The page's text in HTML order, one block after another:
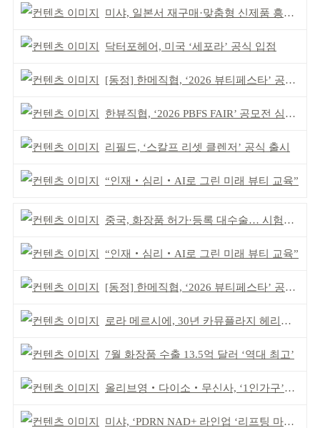
미샤, 일본서 재구매·맞춤형 신제품 흥행 ‘쌍끌이’
닥터포헤어, 미국 ‘세포라’ 공식 입점
[동정] 한메직협, ‘2026 뷰티페스타’ 공동 주최
한뷰직협, ‘2026 PBFS FAIR’ 공모전 심사 성료
리필드, ‘스칼프 리셋 클렌저’ 공식 출시
“인재‧심리‧AI로 그린 미래 뷰티 교육”
중국, 화장품 허가·등록 대수술… 시험자료 공용 허용
“인재‧심리‧AI로 그린 미래 뷰티 교육”
[동정] 한메직협, ‘2026 뷰티페스타’ 공동 주최
로라 메르시에, 30년 카뮤플라지 헤리티지 담아
7월 화장품 수출 13.5억 달러 ‘역대 최고’
올리브영‧다이소‧무신사, ‘1인가구’가 이끈다
미샤, ‘PDRN NAD+ 라인업 ‘리프팅 마스크’ 출시